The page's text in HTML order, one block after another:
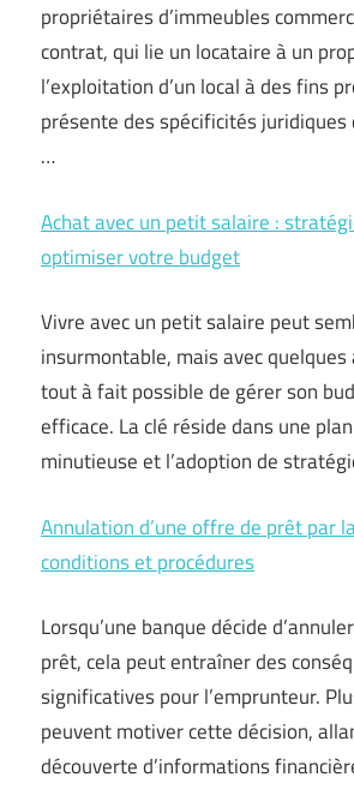
propriétaires d’immeubles
contrat, qui lie un locataire à un
l’exploitation d’un local à des fins
présente des spécificités
…
Achat avec un petit salaire :
optimiser votre budget
Vivre avec un petit salaire peut
insurmontable, mais avec
tout à fait possible de gérer son
efficace. La clé réside dans une
minutieuse et l’adoption de
Annulation d’une offre de prêt par
conditions et procédures
Lorsqu’une banque décide
prêt, cela peut entraîner des
significatives pour l’emprunteur.
peuvent motiver cette décision,
découverte d’informations